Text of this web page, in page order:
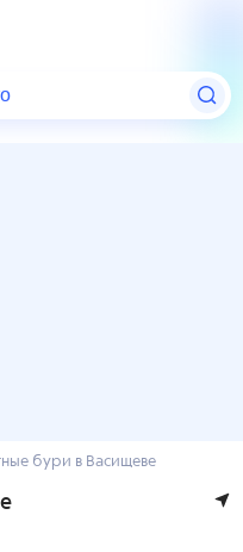
бури в Васищеве